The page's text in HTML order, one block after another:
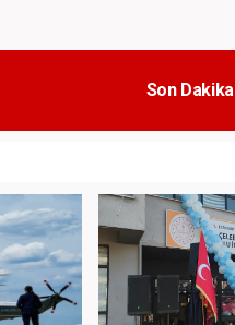
Son Dakika